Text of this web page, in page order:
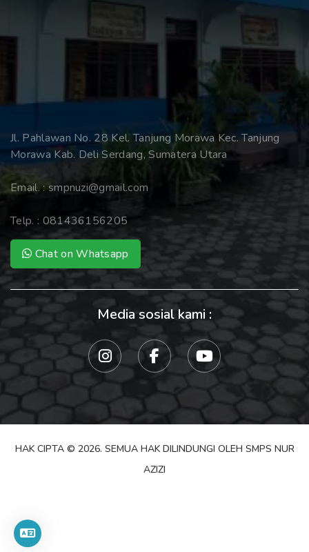
Jl. Pahlawan No. 28 Kel. Tanjung Morawa Kec. Tanjung
Morawa Kab. Deli Serdang, Sumatera Utara
Email. :smpnuzi@gmail.com
Telp. : 081436156205
Chat on Whatsapp
Media sosial kami :
HAK CIPTA © 2026. SEMUA HAK DILINDUNGI OLEH SMPS NUR
AZIZI